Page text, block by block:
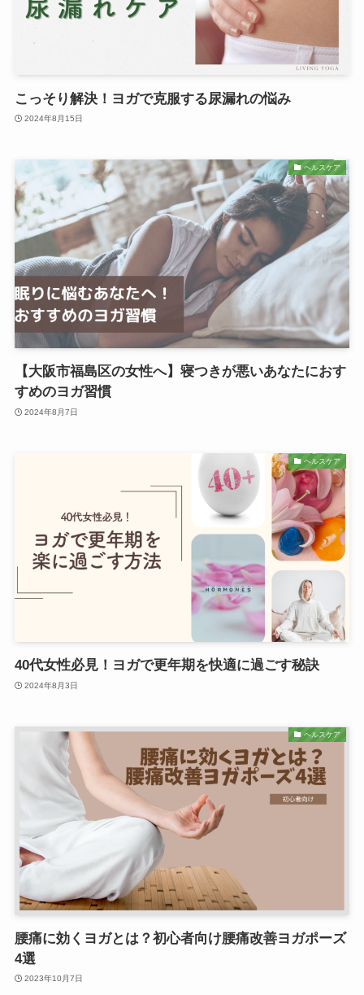
こっそり解決！ヨガで克服する尿漏れの悩み
2024年8月15日
ヘルスケア
【大阪市福島区の女性へ】寝つきが悪いあなたにおす
すめのヨガ習慣
2024年8月7日
ヘルスケア
40代女性必見！ヨガで更年期を快適に過ごす秘訣
2024年8月3日
ヘルスケア
腰痛に効くヨガとは？初心者向け腰痛改善ヨガポーズ
4選
2023年10月7日